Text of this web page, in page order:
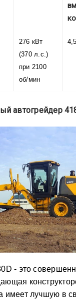
276 кВт
(370 л.с.)
при 2100
об/мин
автогрейдер
- это
имеет лучшую в